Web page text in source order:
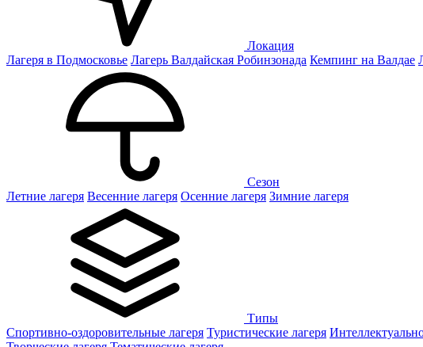
Локация
Лагеря в Подмосковье Лагерь Валдайская Робинзонада Кемпинг на Валдае
Сезон
Летние лагеря Весенние лагеря Осенние лагеря Зимние лагеря
Типы
Спортивно-оздоровительные лагеря Туристические лагеря